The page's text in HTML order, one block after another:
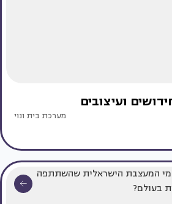
ועיצובים
מערכת בית ונוי